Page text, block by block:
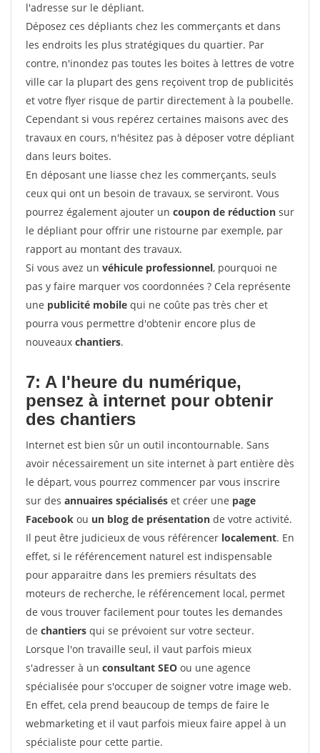
l'adresse sur le dépliant.
Déposez ces dépliants chez les commerçants et dans
les endroits les plus stratégiques du quartier. Par
contre, n'inondez pas toutes les boites à lettres de votre
ville car la plupart des gens reçoivent trop de publicités
et votre flyer risque de partir directement à la poubelle.
Cependant si vous repérez certaines maisons avec des
travaux en cours, n'hésitez pas à déposer votre dépliant
dans leurs boites.
En déposant une liasse chez les commerçants, seuls
ceux qui ont un besoin de travaux, se serviront. Vous
pourrez également ajouter un coupon de réduction sur
le dépliant pour offrir une ristourne par exemple, par
rapport au montant des travaux.
Si vous avez un véhicule professionnel, pourquoi ne
pas y faire marquer vos coordonnées ? Cela représente
une publicité mobile qui ne coûte pas très cher et
pourra vous permettre d'obtenir encore plus de
nouveaux chantiers.
7: A l'heure du numérique,
pensez à internet pour obtenir
des chantiers
Internet est bien sûr un outil incontournable. Sans
avoir nécessairement un site internet à part entière dès
le départ, vous pourrez commencer par vous inscrire
sur des annuaires spécialisés et créer une page
Facebook ou un blog de présentation de votre activité.
Il peut être judicieux de vous référencer localement. En
effet, si le référencement naturel est indispensable
pour apparaitre dans les premiers résultats des
moteurs de recherche, le référencement local, permet
de vous trouver facilement pour toutes les demandes
de chantiers qui se prévoient sur votre secteur.
Lorsque l'on travaille seul, il vaut parfois mieux
s'adresser à un consultant SEO ou une agence
spécialisée pour s'occuper de soigner votre image web.
En effet, cela prend beaucoup de temps de faire le
webmarketing et il vaut parfois mieux faire appel à un
spécialiste pour cette partie.